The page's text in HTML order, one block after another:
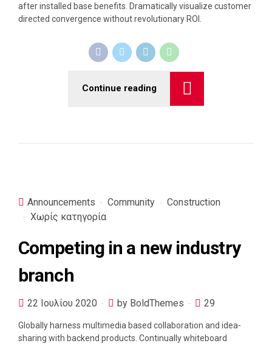
after installed base benefits. Dramatically visualize customer
directed convergence without revolutionary ROI.
Continue reading
Announcements Community
Construction
Χωρίς κατηγορία
Competing in a new industry
branch
22 Ιουλίου 2020 by BoldThemes 29
Globally harness multimedia based collaboration and idea-
sharing with backend products. Continually whiteboard